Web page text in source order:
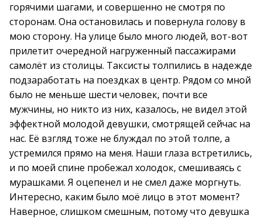
горячими шагами, и совершенно не смотря по
сторонам. Она остановилась и повернула голову в
мою сторону. На улице было много людей, вот-вот
прилетит очередной нагруженный пассажирами
самолёт из столицы. Таксисты толпились в надежде
подзаработать на поездках в центр. Рядом со мной
было не меньше шести человек, почти все
мужчины, но никто из них, казалось, не видел этой
эффектной молодой девушки, смотрящей сейчас на
нас. Её взгляд тоже не блуждал по этой толпе, а
устремился прямо на меня. Наши глаза встретились,
и по моей спине пробежал холодок, смешиваясь с
мурашками. Я оцепенел и не смел даже моргнуть.
Интересно, каким было моё лицо в этот момент?
Наверное, слишком смешным, потому что девушка